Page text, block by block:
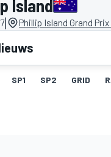
Island
| Phillip Island Grand
SP1 SP2 GRID